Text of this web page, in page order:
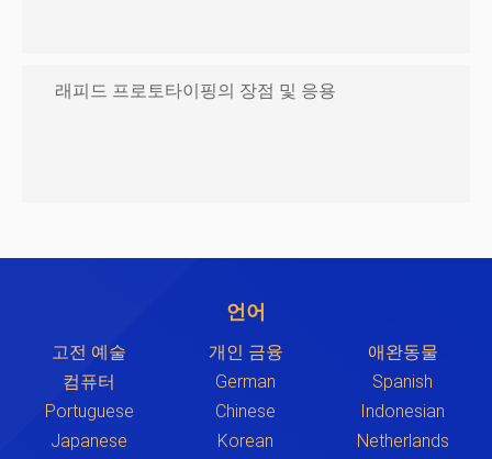
래피드 프로토타이핑의 장점 및 응용
언어
고전 예술 개인 금융
애완동물
컴퓨터
German
Spanish
Portuguese
Chinese
Indonesian
Japanese
Korean Netherlands